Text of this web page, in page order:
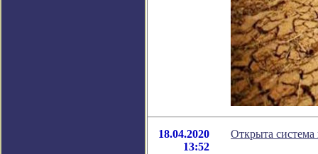
18.04.2020
13:52
Открыта система